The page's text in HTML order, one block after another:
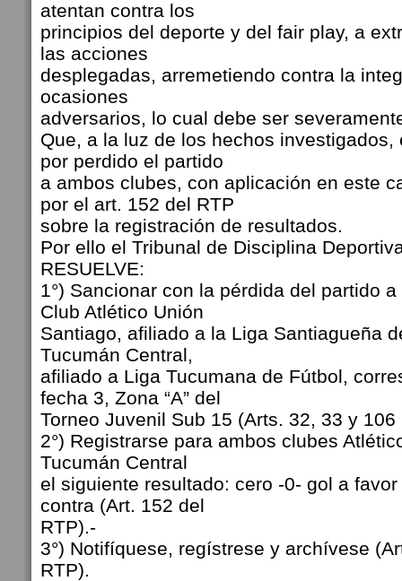
atentan contra los
principios del deporte y del fair play, a
las acciones
desplegadas, arremetiendo contra la
ocasiones
adversarios, lo cual debe ser
Que, a la luz de los hechos investigados,
por perdido el partido
a ambos clubes, con aplicación en este
por el art. 152 del RTP
sobre la registración de resultados.
Por ello el Tribunal de Disciplina
RESUELVE:
1°) Sancionar con la pérdida del partido
Club Atlético Unión
Santiago, afiliado a la Liga Santiagueña
Tucumán Central,
afiliado a Liga Tucumana de Fútbol,
fecha 3, Zona “A” del
Torneo Juvenil Sub 15 (Arts. 32, 33 y 106
2°) Registrarse para ambos clubes
Tucumán Central
el siguiente resultado: cero -0- gol a
contra (Art. 152 del
RTP).-
3°) Notifíquese, regístrese y archívese
RTP).